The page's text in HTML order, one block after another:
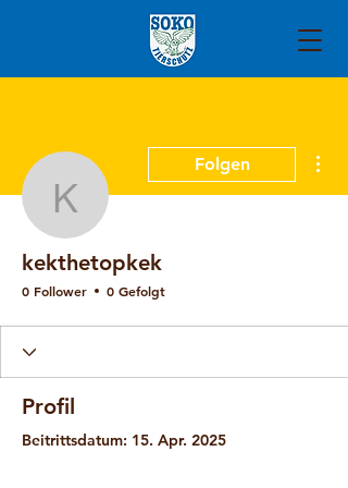
kekthetopkek
Folgen
kekthetopkek
0 Follower 0 Gefolgt
Profil
Beitrittsdatum: 15. Apr. 2025